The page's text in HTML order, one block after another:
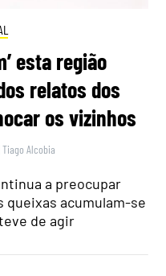
esta região
relatos dos
os vizinhos
Tiago Alcobia
a preocupar
queixas acumulam-se
de agir